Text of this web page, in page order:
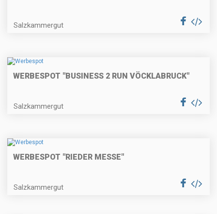
Salzkammergut
WERBESPOT "BUSINESS 2 RUN VÖCKLABRUCK"
Salzkammergut
WERBESPOT "RIEDER MESSE"
Salzkammergut